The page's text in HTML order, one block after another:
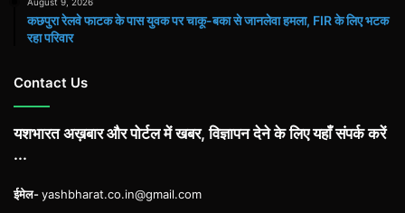
कछपुरा रेलवे फाटक के पास युवक पर चाकू-बका से जानलेवा हमला, FIR के लिए भटक
रहा परिवार
Contact Us
यशभारत अख़बार और पोर्टल में खबर, विज्ञापन देने के लिए यहाँ संपर्क करें
...
ईमेल-yashbharat.co.in@gmail.com